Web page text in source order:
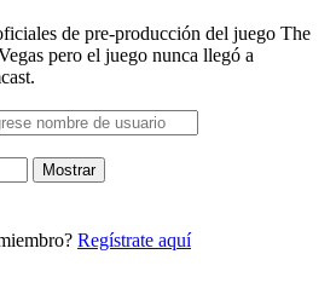
de pre-producción del juego The
pero el juego nunca llegó a
Mostrar
Regístrate aquí